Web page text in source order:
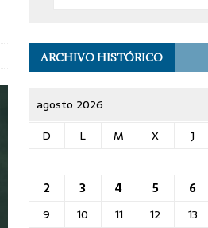
ARCHIVO HISTÓRICO
agosto 2026
D
L M X J
2
3 4 5 6
9
10 11 12 13